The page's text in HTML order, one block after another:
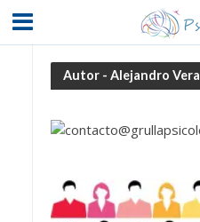
Autor - Alejandro Vera